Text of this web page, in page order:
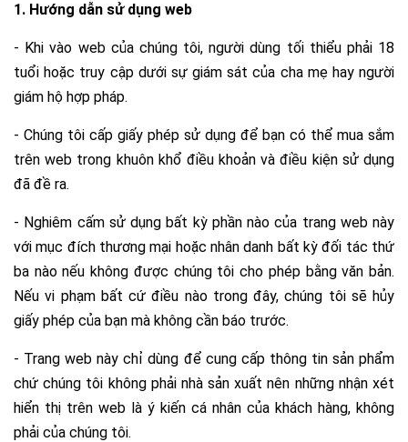
1. Hướng dẫn sử dụng web
- Khi vào web của chúng tôi, người dùng tối thiểu phải 18
tuổi hoặc truy cập dưới sự giám sát của cha mẹ hay người
giám hộ hợp pháp.
- Chúng tôi cấp giấy phép sử dụng để bạn có thể mua sắm
trên web trong khuôn khổ điều khoản và điều kiện sử dụng
đã đề ra.
- Nghiêm cấm sử dụng bất kỳ phần nào của trang web này
với mục đích thương mại hoặc nhân danh bất kỳ đối tác thứ
ba nào nếu không được chúng tôi cho phép bằng văn bản.
Nếu vi phạm bất cứ điều nào trong đây, chúng tôi sẽ hủy
giấy phép của bạn mà không cần báo trước.
- Trang web này chỉ dùng để cung cấp thông tin sản phẩm
chứ chúng tôi không phải nhà sản xuất nên những nhận xét
hiển thị trên web là ý kiến cá nhân của khách hàng, không
phải của chúng tôi.